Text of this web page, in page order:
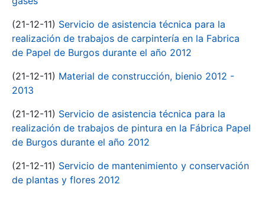
(21-12-11) Servicio de asistencia técnica para la
realización de trabajos de carpintería en la Fabrica
de Papel de Burgos durante el año 2012
(21-12-11) Material de construcción, bienio 2012 -
2013
(21-12-11) Servicio de asistencia técnica para la
realización de trabajos de pintura en la Fábrica Papel
de Burgos durante el año 2012
(21-12-11) Servicio de mantenimiento y conservación
de plantas y flores 2012